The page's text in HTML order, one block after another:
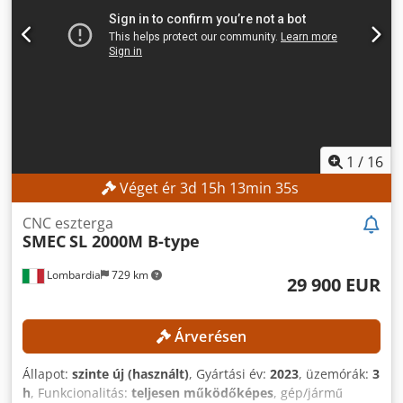
üzemórája: 65 176 óra Djdpfxezpxgfe Ac Ueck
FELSZERELTSÉG Forgácsleválasztó Önbeállító, hárompofás
tokmány: 250 mm átmérő
1 / 16
Véget ér3d 15h 13min 33s
Lombardia 729 km
CNC eszterga
SMECSL 2000M B-type
29 900 EUR
Árverésen
Állapot: szinte új (használt), Gyártási év: 2023, üzemórák: 3
h, Funkcionalitás: teljesen működőképes, gép/jármű